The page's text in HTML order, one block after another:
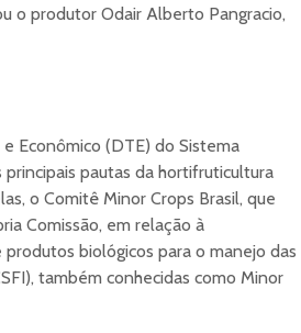
o produtor Odair Alberto Pangracio,
Econômico (DTE) do Sistema
principais pautas da hortifruticultura
o Comitê Minor Crops Brasil, que
Comissão, em relação à
biológicos para o manejo das
também conhecidas como Minor